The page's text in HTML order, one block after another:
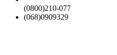
(0800)210-077
(068)0909329